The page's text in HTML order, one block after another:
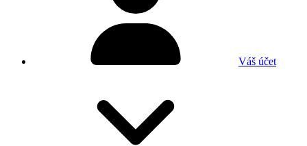
Váš účet